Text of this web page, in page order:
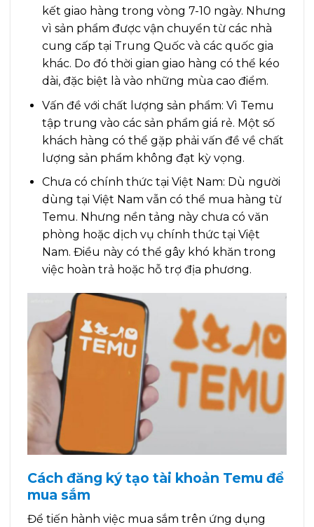
kết giao hàng trong vòng 7-10 ngày. Nhưng
vì sản phẩm được vận chuyển từ các nhà
cung cấp tại Trung Quốc và các quốc gia
khác. Do đó thời gian giao hàng có thể kéo
dài, đặc biệt là vào những mùa cao điểm.
Vấn đề với chất lượng sản phẩm: Vì Temu
tập trung vào các sản phẩm giá rẻ. Một số
khách hàng có thể gặp phải vấn đề về chất
lượng sản phẩm không đạt kỳ vọng.
Chưa có chính thức tại Việt Nam: Dù người
dùng tại Việt Nam vẫn có thể mua hàng từ
Temu. Nhưng nền tảng này chưa có văn
phòng hoặc dịch vụ chính thức tại Việt
Nam. Điều này có thể gây khó khăn trong
việc hoàn trả hoặc hỗ trợ địa phương.
Cách đăng ký tạo tài khoản Temu để
mua sắm
Để tiến hành việc mua sắm trên ứng dụng